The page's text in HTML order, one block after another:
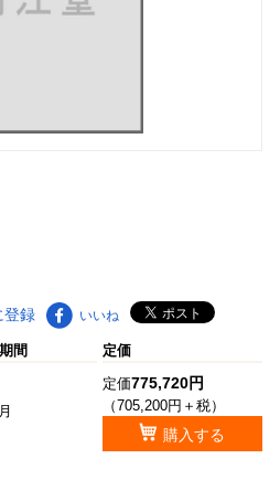
登録 いいね
間 定価
定価775,720円
（705,200円＋税）
購入する